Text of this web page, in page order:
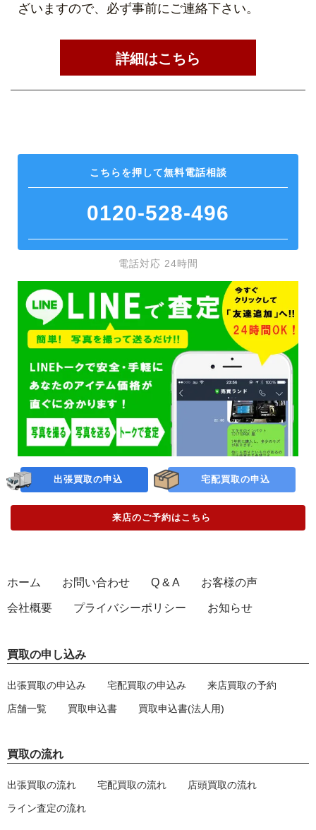
ざいますので、必ず事前にご連絡下さい。
詳細はこちら
出張買取の申込 宅配買取の申込
こちらを押して無料電話相談
0120-528-496
電話対応 24時間
来店のご予約はこちら
ホーム お問い合わせ Q & A お客様の声
会社概要 プライバシーポリシー お知らせ
買取の申し込み
出張買取の申込み 宅配買取の申込み 来店買取の予約
店舗一覧 買取申込書 買取申込書(法人用)
買取の流れ
出張買取の流れ 宅配買取の流れ 店頭買取の流れ
ライン査定の流れ